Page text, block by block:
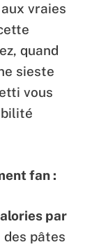
vraies
quand
sieste
vous
fan :
par
des pâtes